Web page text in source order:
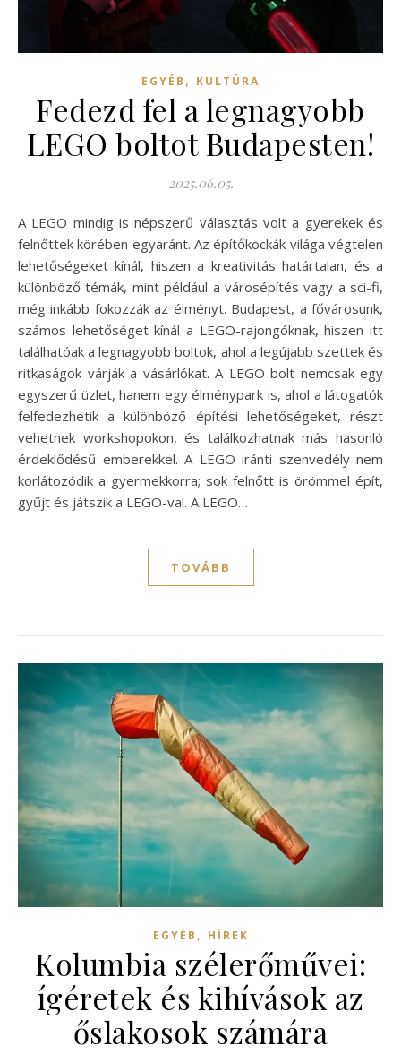
EGYÉB , KULTÚRA
Fedezd fel a legnagyobb
LEGO boltot Budapesten!
2025.06.05.
A LEGO mindig is népszerű választás volt a gyerekek és
felnőttek körében egyaránt. Az építőkockák világa végtelen
lehetőségeket kínál, hiszen a kreativitás határtalan, és a
különböző témák, mint például a városépítés vagy a sci-fi,
még inkább fokozzák az élményt. Budapest, a fővárosunk,
számos lehetőséget kínál a LEGO-rajongóknak, hiszen itt
találhatóak a legnagyobb boltok, ahol a legújabb szettek és
ritkaságok várják a vásárlókat. A LEGO bolt nemcsak egy
egyszerű üzlet, hanem egy élménypark is, ahol a látogatók
felfedezhetik a különböző építési lehetőségeket, részt
vehetnek workshopokon, és találkozhatnak más hasonló
érdeklődésű emberekkel. A LEGO iránti szenvedély nem
korlátozódik a gyermekkorra; sok felnőtt is örömmel épít,
gyűjt és játszik a LEGO-val. A LEGO…
TOVÁBB
EGYÉB , HÍREK
Kolumbia szélerőművei:
ígéretek és kihívások az
őslakosok számára